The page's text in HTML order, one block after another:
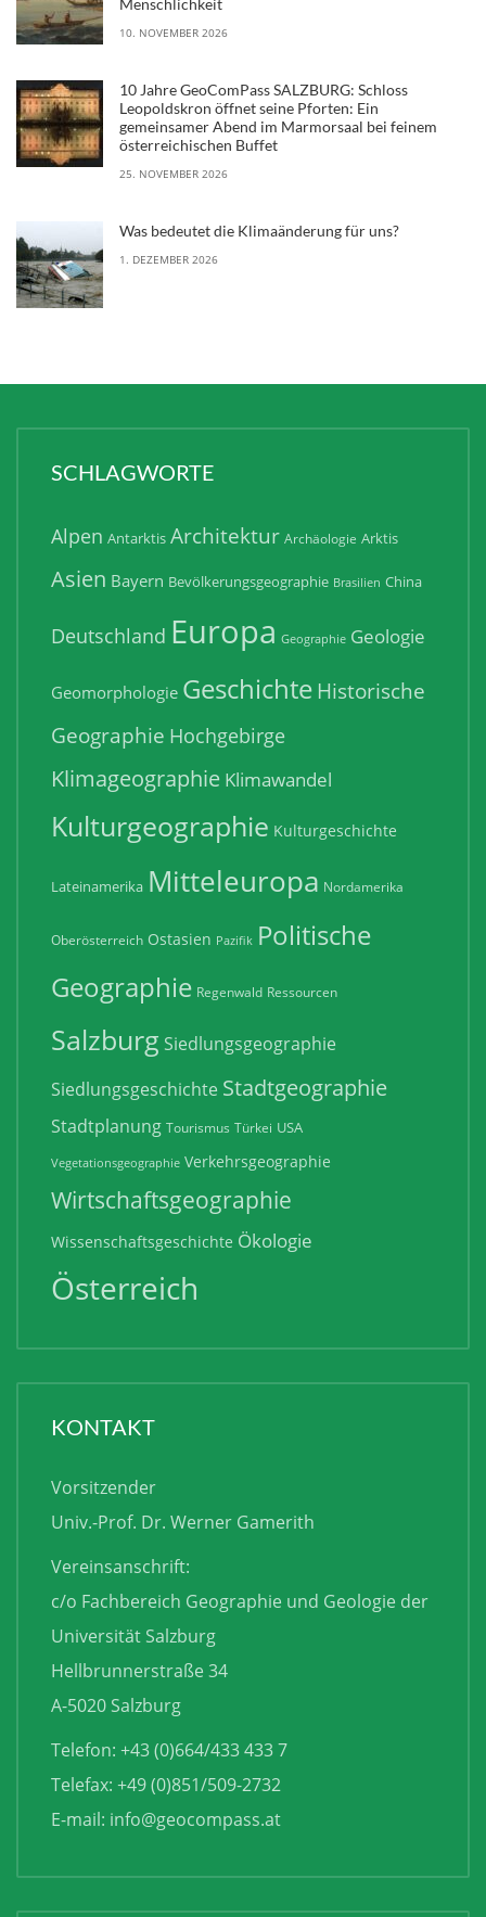
Menschlichkeit
10. NOVEMBER 2026
10 Jahre GeoComPass SALZBURG: Schloss
Leopoldskron öffnet seine Pforten: Ein
gemeinsamer Abend im Marmorsaal bei feinem
österreichischen Buffet
25. NOVEMBER 2026
Was bedeutet die Klimaänderung für uns?
1. DEZEMBER 2026
SCHLAGWORTE
Alpen Antarktis Architektur Archäologie Arktis
Asien Bayern Bevölkerungsgeographie Brasilien China
Deutschland Europa Geographie Geologie
Geomorphologie GeschichteHistorische
Geographie Hochgebirge
Klimageographie Klimawandel
Kulturgeographie Kulturgeschichte
Lateinamerika Mitteleuropa Nordamerika
Oberösterreich Ostasien Pazifik Politische
Geographie Regenwald Ressourcen
Salzburg Siedlungsgeographie
Siedlungsgeschichte Stadtgeographie
Stadtplanung Tourismus Türkei USA
Vegetationsgeographie Verkehrsgeographie
Wirtschaftsgeographie
Wissenschaftsgeschichte Ökologie
Österreich
KONTAKT
Vorsitzender
Univ.-Prof. Dr. Werner Gamerith
Vereinsanschrift:
c/o Fachbereich Geographie und Geologie der
Universität Salzburg
Hellbrunnerstraße 34
A-5020 Salzburg
Telefon: +43 (0)664/433 433 7
Telefax: +49 (0)851/509-2732
E-mail: info@geocompass.at